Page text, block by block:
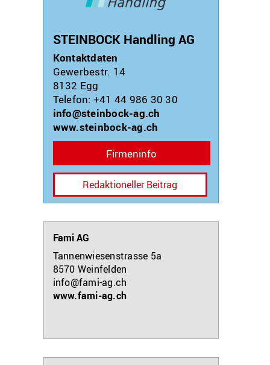
Firmeninfo
Redaktioneller Beitrag
STEINBOCK Handling AG
Kontaktdaten
Gewerbestr. 14
8132 Egg
Telefon: +41 44 986 30 30
info@steinbock-ag.ch
www.steinbock-ag.ch
Fami AG
Tannenwiesenstrasse 5a
8570 Weinfelden
info@fami-ag.ch
www.fami-ag.ch